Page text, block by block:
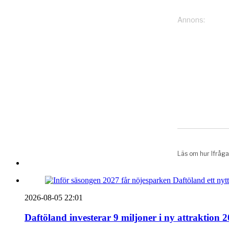
2026-08-05 22:01
Daftöland investerar 9 miljoner i ny attraktion